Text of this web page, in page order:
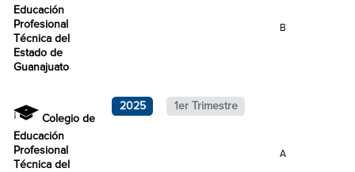
Educación
Profesional
Técnica del
Estado de
Guanajuato
B
Colegio de
Educación
Profesional
Técnica del
2025 1er Trimestre
A